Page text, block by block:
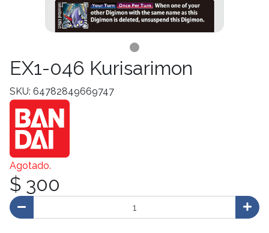
EX1-046 Kurisarimon
SKU: 64782849669747
Agotado.
$ 300